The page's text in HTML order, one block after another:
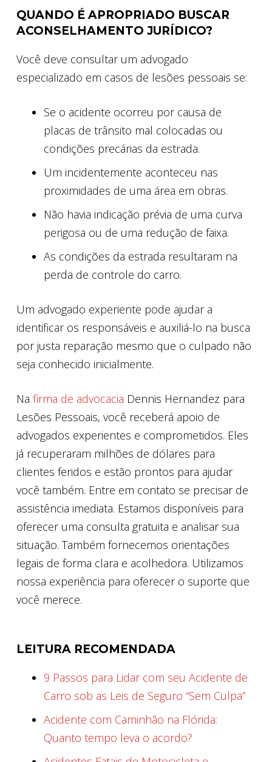
QUANDO É APROPRIADO BUSCAR
ACONSELHAMENTO JURÍDICO?
Você deve consultar um advogado
especializado em casos de lesões pessoais se:
Se o acidente ocorreu por causa de
placas de trânsito mal colocadas ou
condições precárias da estrada.
Um incidentemente aconteceu nas
proximidades de uma área em obras.
Não havia indicação prévia de uma curva
perigosa ou de uma redução de faixa.
As condições da estrada resultaram na
perda de controle do carro.
Um advogado experiente pode ajudar a
identificar os responsáveis e auxiliá-lo na busca
por justa reparação mesmo que o culpado não
seja conhecido inicialmente.
Na firma de advocacia Dennis Hernandez para
Lesões Pessoais, você receberá apoio de
advogados experientes e comprometidos. Eles
já recuperaram milhões de dólares para
clientes feridos e estão prontos para ajudar
você também. Entre em contato se precisar de
assistência imediata. Estamos disponíveis para
oferecer uma consulta gratuita e analisar sua
situação. Também fornecemos orientações
legais de forma clara e acolhedora. Utilizamos
nossa experiência para oferecer o suporte que
você merece.
LEITURA RECOMENDADA
9 Passos para Lidar com seu Acidente de
Carro sob as Leis de Seguro “Sem Culpa”
Acidente com Caminhão na Flórida:
Quanto tempo leva o acordo?